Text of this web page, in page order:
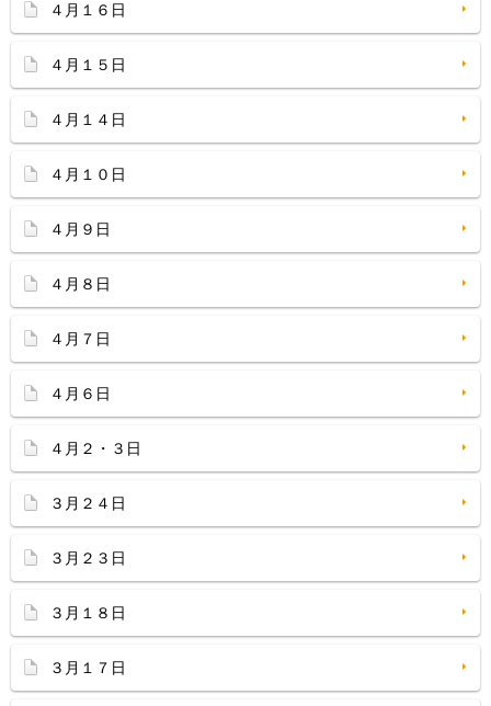
４月１６日
４月１５日
４月１４日
４月１０日
４月９日
４月８日
４月７日
４月６日
４月２・３日
３月２４日
３月２３日
３月１８日
３月１７日